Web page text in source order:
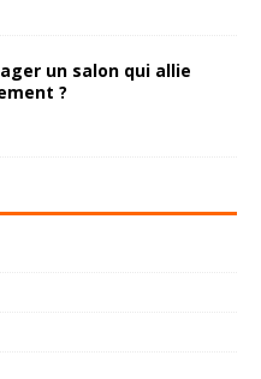
un salon qui allie
?